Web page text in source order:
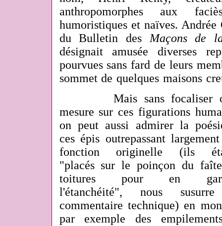
anthropomorphes aux
humoristiques et naïves.
du Bulletin des Maçons de
désignait amusée diverses
pourvues sans fard de leurs
sommet de quelques maisons
Mais sans focaliser
mesure sur ces figurations
on peut aussi admirer la
ces épis outrepassant
fonction originelle (ils
"placés sur le poinçon du
toitures pour en
l'étanchéité", nous
commentaire technique) en
par exemple des